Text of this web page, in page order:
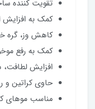
تقویت کننده
کمک به
کاهش وز، گره
کمک به رفع
افزایش
حاوی کراتین و
مناسب موهای